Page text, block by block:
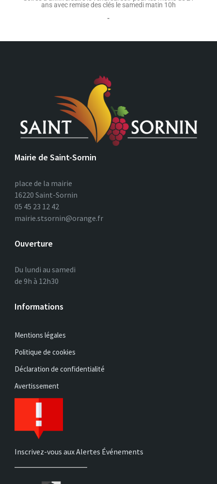
ans avec remise des clés le samedi matin 10h
-
Mairie de Saint-Sornin
place de la mairie
16220 Saint-Sornin
05 45 23 12 42
mairie.stsornin@orange.fr
Ouverture
Du lundi au samedi
de 9h à 12h30
Informations
Mentions légales
Politique de cookies
Déclaration de confidentialité
Avertissement
Inscrivez-vous aux Alertes Événements